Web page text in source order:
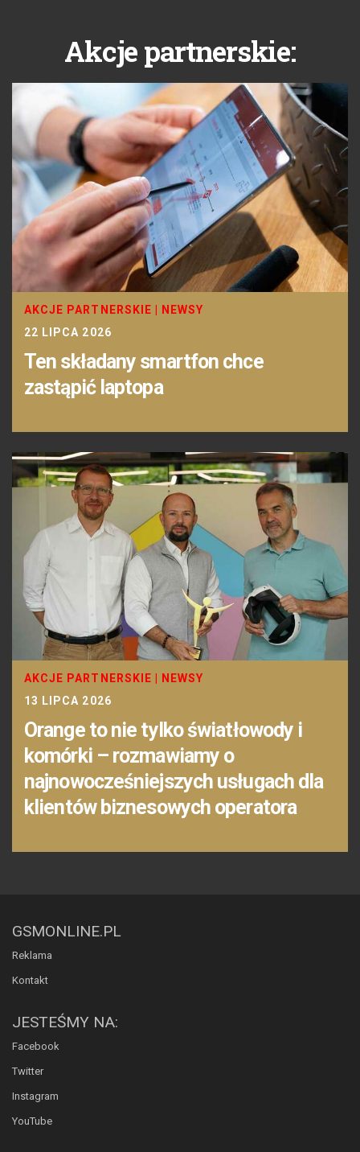
Akcje partnerskie:
AKCJE PARTNERSKIE
NEWSY
22 LIPCA 2026
Ten składany smartfon chce
zastąpić laptopa
AKCJE PARTNERSKIE
NEWSY
13 LIPCA 2026
Orange to nie tylko światłowody i
komórki – rozmawiamy o
najnowocześniejszych usługach dla
klientów biznesowych operatora
GSMONLINE.PL
Reklama
Kontakt
JESTEŚMY NA:
Facebook
Twitter
Instagram
YouTube